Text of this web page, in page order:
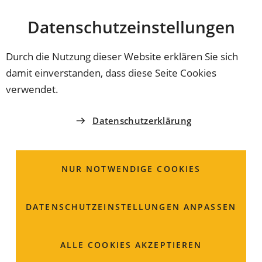
Datenschutz­einstellungen
Durch die Nutzung dieser Website erklären Sie sich
damit einverstanden, dass diese Seite Cookies
verwendet.
Datenschutzerklärung
NUR NOTWENDIGE COOKIES
DATENSCHUTZ­EINSTELLUNGEN ANPASSEN
ALLE COOKIES AKZEPTIEREN
INHALT ANSPRINGEN
Coburg
Hinterer Glockenberg 3 b
96450 Coburg
Öffnungszeiten
Fr.: 8:30 - 12:00 Uhr